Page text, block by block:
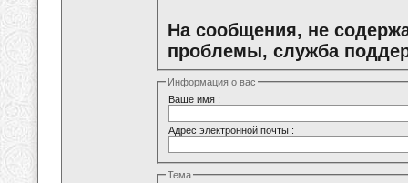
На сообщения, не
проблемы, служба
Информация о вас
Ваше имя :
Адрес электронной почты :
Тема